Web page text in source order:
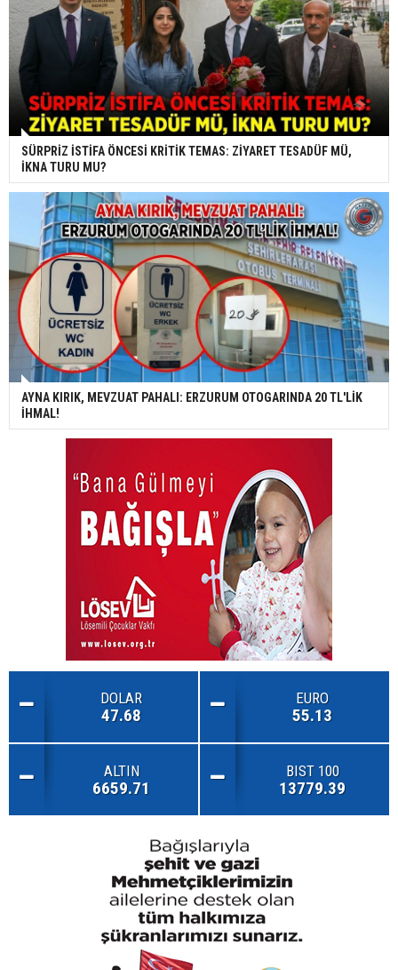
SÜRPRİZ İSTİFA ÖNCESİ KRİTİK TEMAS: ZİYARET TESADÜF MÜ,
İKNA TURU MU?
AYNA KIRIK, MEVZUAT PAHALI: ERZURUM OTOGARINDA 20 TL'LİK
İHMAL!
DOLAR
47.68
EURO
55.13
ALTIN
6659.71
BIST 100
13779.39